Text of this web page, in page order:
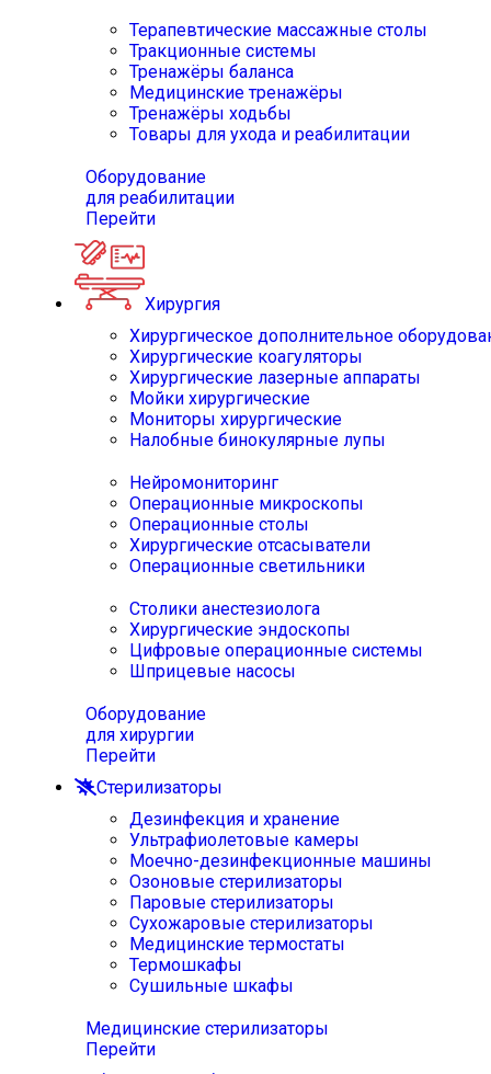
Терапевтические массажные столы
Тракционные системы
Тренажёры баланса
Медицинские тренажёры
Тренажёры ходьбы
Товары для ухода и реабилитации
Оборудование
для реабилитации
Перейти
Хирургия
Хирургическое дополнительное
Хирургические коагуляторы
Хирургические лазерные аппараты
Мойки хирургические
Мониторы хирургические
Налобные бинокулярные лупы
Нейромониторинг
Операционные микроскопы
Операционные столы
Хирургические отсасыватели
Операционные светильники
Столики анестезиолога
Хирургические эндоскопы
Цифровые операционные системы
Шприцевые насосы
Оборудование
для хирургии
Перейти
Стерилизаторы
Дезинфекция и хранение
Ультрафиолетовые камеры
Моечно-дезинфекционные машины
Озоновые стерилизаторы
Паровые стерилизаторы
Сухожаровые стерилизаторы
Медицинские термостаты
Термошкафы
Сушильные шкафы
Медицинские стерилизаторы
Перейти